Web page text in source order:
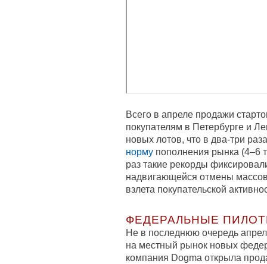
Всего в апреле продажи
покупателям в Петербурге и
новых лотов, что в два-три
норму пополнения рынка (4–6
раз такие рекорды
надвигающейся отмены
взлета покупательской
ФЕДЕРАЛЬНЫЕ
Не в последнюю очередь
на местный рынок новых
компания Dogma открыла